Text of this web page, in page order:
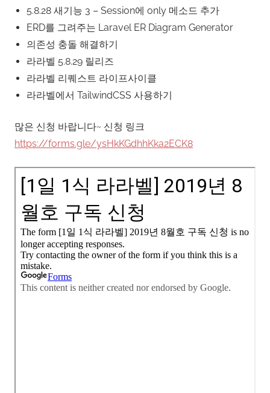
5.8.28 새기능 3 – Session에 only 메소드 추가
ERD를 그려주는 Laravel ER Diagram Generator
의존성 충돌 해결하기
라라벨 5.8.29 릴리즈
라라벨 리퀘스트 라이프사이클
라라벨에서 TailwindCSS 사용하기
많은 신청 바랍니다~ 신청 링크
https://forms.gle/ysHkKGdhhKka2ECK8